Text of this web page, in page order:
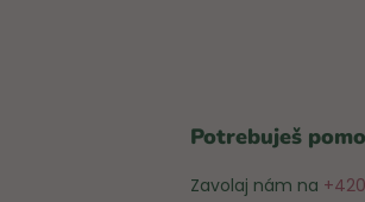
Potrebuješ
Zavolaj nám na